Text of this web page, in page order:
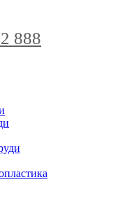
888